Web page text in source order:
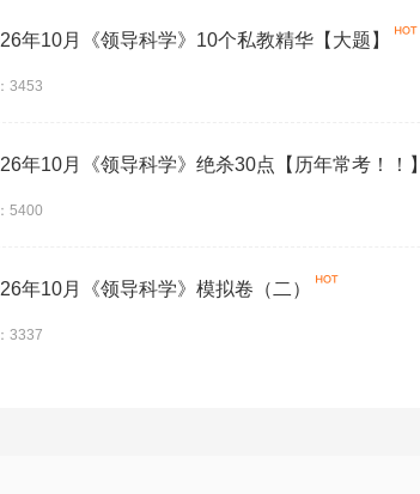
年10月《领导科学》10个私教精华【大题】
3453
年10月《领导科学》绝杀30点【历年常考！！】
5400
年10月《领导科学》模拟卷（二）
3337